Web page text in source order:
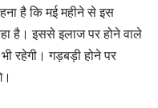
है कि मई महीने से इस
है। इससे इलाज पर होने वाले
रहेगी। गड़बड़ी होने पर